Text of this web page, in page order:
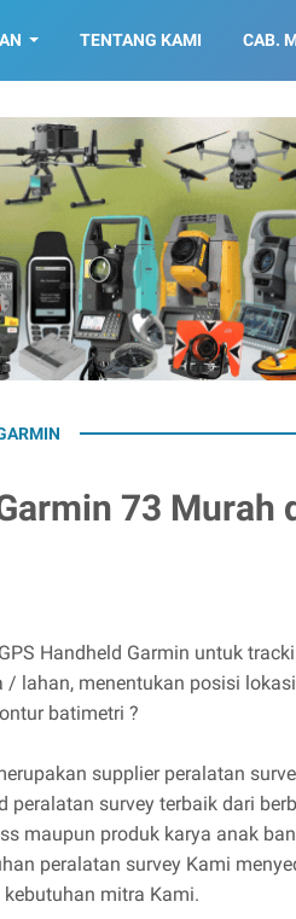
TENTANG KAMI CAB.
73 Murah
Handheld Garmin untuk
/ lahan, menentukan posisi
batimetri ?
supplier peralatan
peralatan survey terbaik dari
maupun produk karya anak
peralatan survey Kami
mitra Kami.